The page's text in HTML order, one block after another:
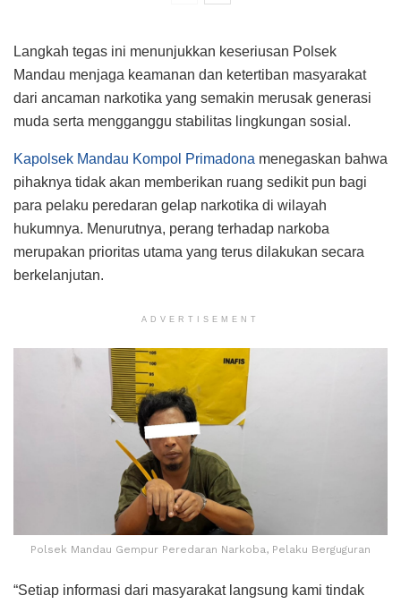
Langkah tegas ini menunjukkan keseriusan Polsek
Mandau menjaga keamanan dan ketertiban masyarakat
dari ancaman narkotika yang semakin merusak generasi
muda serta mengganggu stabilitas lingkungan sosial.
Kapolsek Mandau Kompol Primadona menegaskan bahwa
pihaknya tidak akan memberikan ruang sedikit pun bagi
para pelaku peredaran gelap narkotika di wilayah
hukumnya. Menurutnya, perang terhadap narkoba
merupakan prioritas utama yang terus dilakukan secara
berkelanjutan.
ADVERTISEMENT
Polsek Mandau Gempur Peredaran Narkoba, Pelaku Berguguran
“Setiap informasi dari masyarakat langsung kami tindak